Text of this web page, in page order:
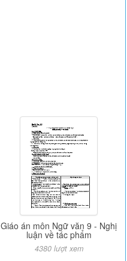
Giáo án môn Ngữ văn 9 - Nghị
luận về tác phẩm
4380 lượt xem